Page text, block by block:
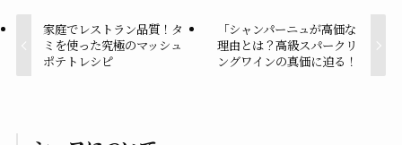
家庭でレストラン品質！タ
ミを使った究極のマッシュ
ポテトレシピ
「シャンパーニュが高価な
理由とは？高級スパークリ
ングワインの真価に迫る！